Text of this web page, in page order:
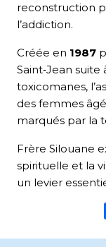
reconstruction
l’addiction.
Créée en 1987
Saint‑Jean
toxicomanes,
des femmes
marqués par la
Frère Silouane
spirituelle et la
un levier